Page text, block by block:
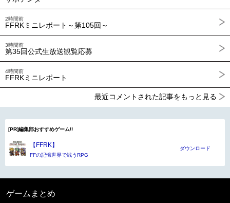
2時間前
FFRKミニレポート～第105回～
3時間前
第35回公式生放送観覧応募
4時間前
FFRKミニレポート
最近コメントされた記事をもっと見る
[PR]編集部おすすめゲーム!!
【FFRK】
FFの記憶世界で戦うRPG
ダウンロード
ゲームまとめ